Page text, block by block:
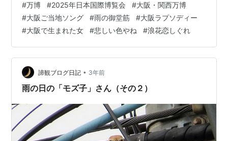
き合いにしてみようと思うのだが、恐らく初詣の明治神
宮や、F1の鈴鹿サーキットと同じくらいの規模なのだろ
う。 万博をきっかけに世界中の多くの人たちが大阪を訪
れることになるので、街並みや観光スポットを見たり、
食を楽しんだりと、日本の第二の都市・大阪を堪能して
もらいたいものである。 ＜雨…
#万博 #2025年日本国際博覧会 #大阪・関西万博
#大阪ご当地ソング #雨の御堂筋 #大阪ラプソディー
#大阪で生まれた女 #悲しい色やね #浪花恋しぐれ
諦観ブログ日記 • 3年前
雨の日の「モズ子」さん（その２）